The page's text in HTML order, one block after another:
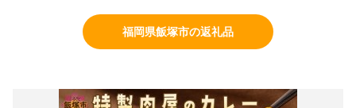
福岡県飯塚市の返礼品